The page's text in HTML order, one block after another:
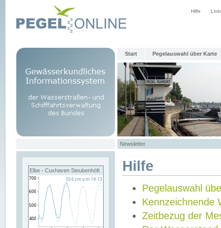
Hilfe
Start Pegelauswahl über Karte
Newsletter
Elbe - Cuxhaven Steubenhöft Hilfe
Pegelauswahl
Kennzeichnende
Zeitbezug der